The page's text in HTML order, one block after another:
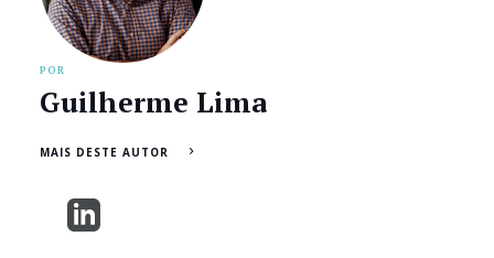
POR
Guilherme Lima
MAIS DESTE AUTOR